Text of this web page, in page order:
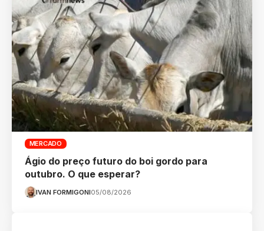
MERCADO
Ágio do preço futuro do boi gordo para
outubro. O que esperar?
IVAN FORMIGONI05/08/2026